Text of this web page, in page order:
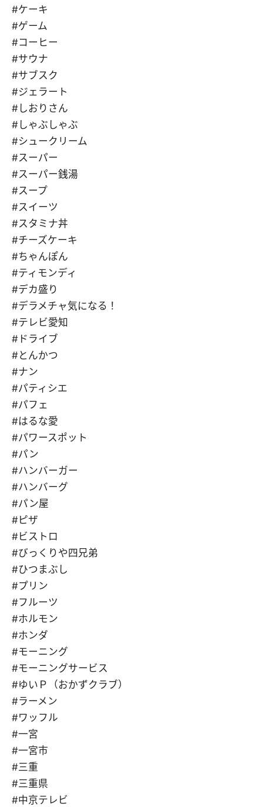
#ケーキ
#ゲーム
#コーヒー
#サウナ
#サブスク
#ジェラート
#しおりさん
#しゃぶしゃぶ
#シュークリーム
#スーパー
#スーパー銭湯
#スープ
#スイーツ
#スタミナ丼
#チーズケーキ
#ちゃんぽん
#ティモンディ
#デカ盛り
#デラメチャ気になる！
#テレビ愛知
#ドライブ
#とんかつ
#ナン
#パティシエ
#パフェ
#はるな愛
#パワースポット
#パン
#ハンバーガー
#ハンバーグ
#パン屋
#ピザ
#ビストロ
#びっくりや四兄弟
#ひつまぶし
#プリン
#フルーツ
#ホルモン
#ホンダ
#モーニング
#モーニングサービス
#ゆいＰ（おかずクラブ）
#ラーメン
#ワッフル
#一宮
#一宮市
#三重
#三重県
#中京テレビ